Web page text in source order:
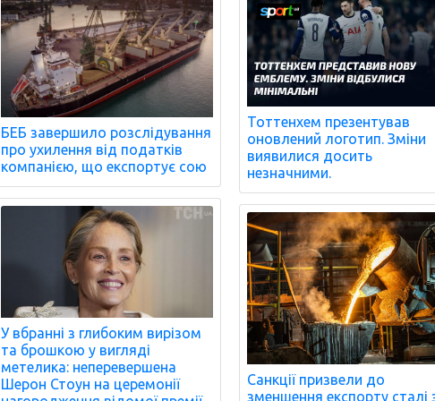
БЕБ завершило розслідування
про ухилення від податків
компанією, що експортує сою
У вбранні з глибоким вирізом
та брошкою у вигляді
метелика: неперевершена
Шерон Стоун на церемонії
Тоттенхем презентував
оновлений логотип. Зміни
виявилися досить
незначними.
Санкції призвели до
зменшення експорту сталі